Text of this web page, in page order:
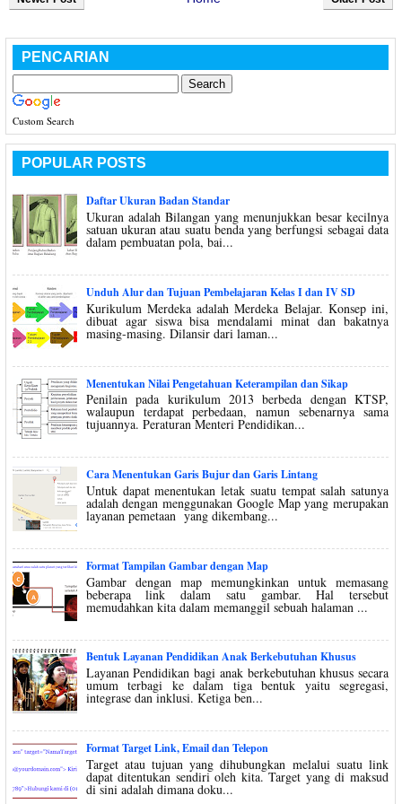
PENCARIAN
Custom Search
POPULAR POSTS
Daftar Ukuran Badan Standar
Ukuran adalah Bilangan yang menunjukkan besar kecilnya
satuan ukuran atau suatu benda yang berfungsi sebagai data
dalam pembuatan pola, bai...
Unduh Alur dan Tujuan Pembelajaran Kelas I dan IV SD
Kurikulum Merdeka adalah Merdeka Belajar. Konsep ini,
dibuat agar siswa bisa mendalami minat dan bakatnya
masing-masing. Dilansir dari laman...
Menentukan Nilai Pengetahuan Keterampilan dan Sikap
Penilain pada kurikulum 2013 berbeda dengan KTSP,
walaupun terdapat perbedaan, namun sebenarnya sama
tujuannya. Peraturan Menteri Pendidikan...
Cara Menentukan Garis Bujur dan Garis Lintang
Untuk dapat menentukan letak suatu tempat salah satunya
adalah dengan menggunakan Google Map yang merupakan
layanan pemetaan yang dikembang...
Format Tampilan Gambar dengan Map
Gambar dengan map memungkinkan untuk memasang
beberapa link dalam satu gambar. Hal tersebut
memudahkan kita dalam memanggil sebuah halaman ...
Bentuk Layanan Pendidikan Anak Berkebutuhan Khusus
Layanan Pendidikan bagi anak berkebutuhan khusus secara
umum terbagi ke dalam tiga bentuk yaitu segregasi,
integrase dan inklusi. Ketiga ben...
Format Target Link, Email dan Telepon
Target atau tujuan yang dihubungkan melalui suatu link
dapat ditentukan sendiri oleh kita. Target yang di maksud
di sini adalah dimana doku...